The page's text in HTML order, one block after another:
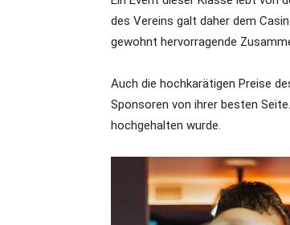
des Vereins galt daher dem
gewohnt hervorragende
Auch die hochkarätigen Preise
Sponsoren von ihrer besten
hochgehalten wurde.